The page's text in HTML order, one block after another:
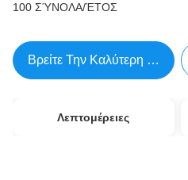
100 ΣΎΝΟΛΑ/ΈΤΟΣ
Βρείτε Την Καλύτερη Τιμή
Λεπτομέρειες